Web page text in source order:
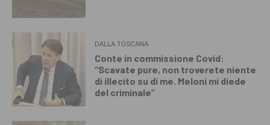
DALLA TOSCANA
Conte in commissione Covid:
“Scavate pure, non troverete niente
di illecito su di me. Meloni mi diede
del criminale”